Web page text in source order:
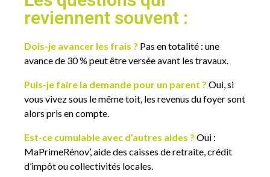
reviennent souvent :
Dois-je avancer les frais ? Pas en totalité : une
avance de 30 % peut être versée avant les travaux.
Puis-je faire la demande pour un parent ? Oui, si
vous vivez sous le même toit, les revenus du foyer sont
alors pris en compte.
Est-ce cumulable avec d’autres aides ? Oui :
MaPrimeRénov’, aide des caisses de retraite, crédit
d’impôt ou collectivités locales.